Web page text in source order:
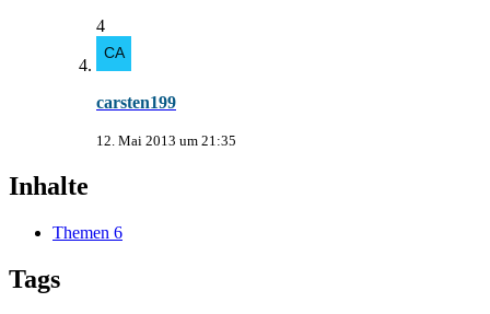
4
carsten199
12. Mai 2013 um 21:35
Inhalte
Themen 6
Tags